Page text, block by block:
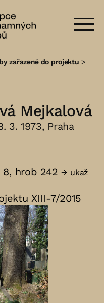
zařazené do projektu >
Mejkalová
3. 1973, Praha
8, hrob 242 → ukaž
XIII-7/2015